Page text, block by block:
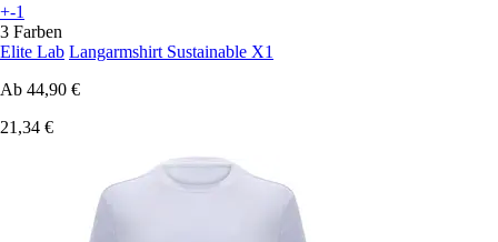
+-1
3 Farben
Elite Lab Langarmshirt Sustainable X1
Ab 44,90 €
21,34 €